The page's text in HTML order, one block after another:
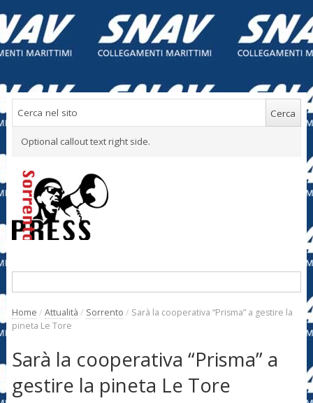
Optional callout text right side.
Home / Attualità / Sorrento / Sarà la cooperativa “Prisma” a gestire la
pineta Le Tore
Sarà la cooperativa “Prisma” a
gestire la pineta Le Tore